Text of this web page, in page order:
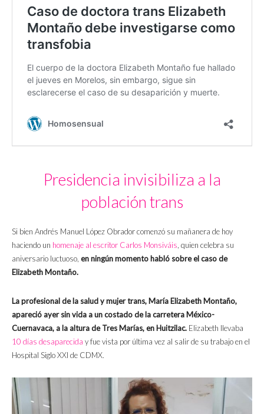
Presidencia invisibiliza a la
población trans
Si bien Andrés Manuel López Obrador comenzó su mañanera de hoy
haciendo un homenaje al escritor Carlos Monsiváis, quien celebra su
aniversario luctuoso, en ningún momento habló sobre el caso de
Elizabeth Montaño.
La profesional de la salud y mujer trans, María Elizabeth Montaño,
apareció ayer sin vida a un costado de la carretera México-
Cuernavaca, a la altura de Tres Marías, en Huitzilac. Elizabeth llevaba
10 días desaparecida y fue vista por última vez al salir de su trabajo en el
Hospital Siglo XXI de CDMX.